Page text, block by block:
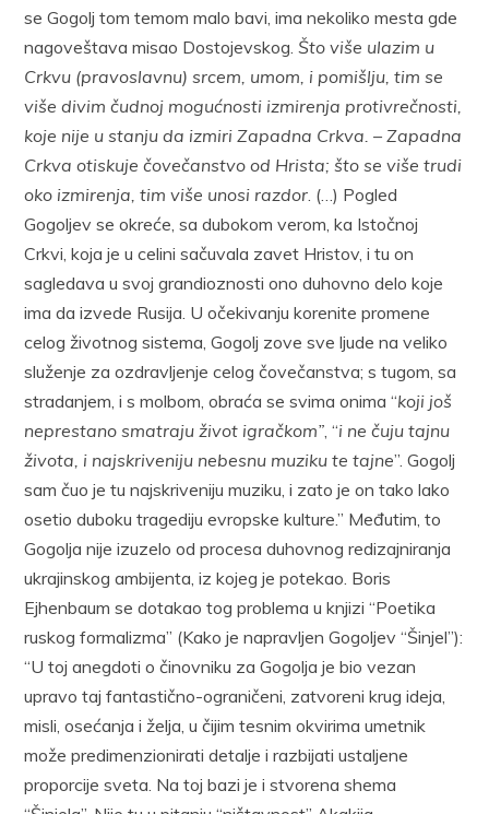
se Gogolj tom temom malo bavi, ima nekoliko mesta gde
nagoveštava misao Dostojevskog.Što više ulazim u
Crkvu (pravoslavnu) srcem, umom, i pomišlju, tim se
više divim čudnoj mogućnosti izmirenja protivrečnosti,
koje nije u stanju da izmiri Zapadna Crkva. – Zapadna
Crkva otiskuje čovečanstvo od Hrista; što se više trudi
oko izmirenja, tim više unosi razdor . (…) Pogled
Gogoljev se okreće, sa dubokom verom, ka Istočnoj
Crkvi, koja je u celini sačuvala zavet Hristov, i tu on
sagledava u svoj grandioznosti ono duhovno delo koje
ima da izvede Rusija. U očekivanju korenite promene
celog životnog sistema, Gogolj zove sve ljude na veliko
služenje za ozdravljenje celog čovečanstva; s tugom, sa
stradanjem, i s molbom, obraća se svima onima “koji još
neprestano smatraju život igračkom” , “i ne čuju tajnu
života, i najskriveniju nebesnu muziku te tajne”. Gogolj
sam čuo je tu najskriveniju muziku, i zato je on tako lako
osetio duboku tragediju evropske kulture.” Međutim, to
Gogolja nije izuzelo od procesa duhovnog redizajniranja
ukrajinskog ambijenta, iz kojeg je potekao. Boris
Ejhenbaum se dotakao tog problema u knjizi “Poetika
ruskog formalizma” (Kako je napravljen Gogoljev “Šinjel”):
“U toj anegdoti o činovniku za Gogolja je bio vezan
upravo taj fantastično-ograničeni, zatvoreni krug ideja,
misli, osećanja i želja, u čijim tesnim okvirima umetnik
može predimenzionirati detalje i razbijati ustaljene
proporcije sveta. Na toj bazi je i stvorena shema